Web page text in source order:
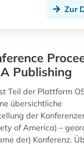
mikrosystemtechnik (3)
mitgliedsstaaten (1)
(2)
mobilitätsforschung (1)
mobilitätstechnologie (1)
Zur
Publishing
Teil der Plattform
übersichtliche
der
of America) –
der) Konferenz.